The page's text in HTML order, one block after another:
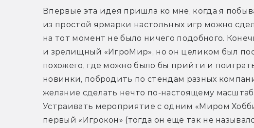
Впервые эта идея пришла ко мне, когда я
из простой ярмарки настольных игр можно
на тот момент не было ничего подобного.
и зрелищный «ИгроМир», но он целиком был
похожего, где можно было бы прийти и
новинки, побродить по стендам разных
желание сделать нечто по-настоящему
Устраивать мероприятие с одним «Миром
первый «Игрокон» (тогда он ещё так не